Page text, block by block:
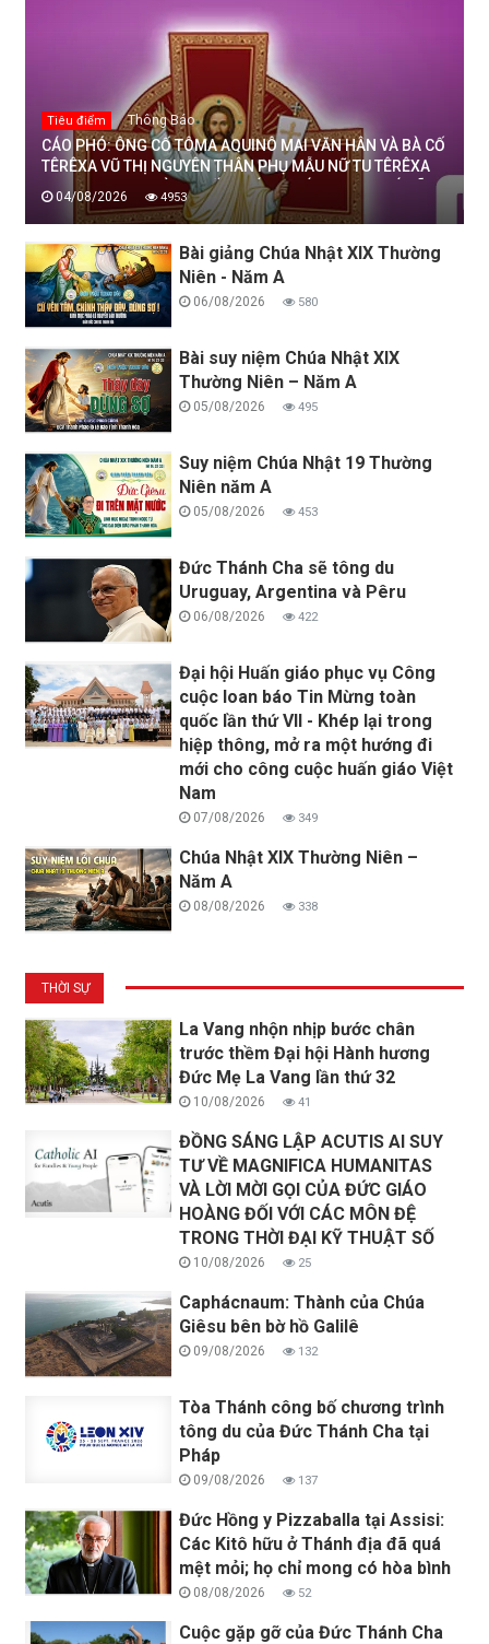
Tiêu điểm Thông Báo
CÁO PHÓ: ÔNG CỐ TÔMA AQUINÔ MAI VĂN HÂN VÀ BÀ CỐ
TÊRÊXA VŨ THỊ NGUYÊN THÂN PHỤ MẪU NỮ TU TÊRÊXA
MAI THỊ THỊNH, DÒNG MẾN THÁNH GIÁ THANH HOÁ ĐÃ
AN NGHỈ TRONG CHÚA, NGÀY 04/08/2026
04/08/2026 4953
Bài giảng Chúa Nhật XIX Thường
Niên - Năm A
06/08/2026 580
Bài suy niệm Chúa Nhật XIX
Thường Niên – Năm A
05/08/2026 495
Suy niệm Chúa Nhật 19 Thường
Niên năm A
05/08/2026 453
Đức Thánh Cha sẽ tông du
Uruguay, Argentina và Pêru
06/08/2026 422
Đại hội Huấn giáo phục vụ Công
cuộc loan báo Tin Mừng toàn
quốc lần thứ VII - Khép lại trong
hiệp thông, mở ra một hướng đi
mới cho công cuộc huấn giáo Việt
Nam
07/08/2026 349
Chúa Nhật XIX Thường Niên –
Năm A
08/08/2026 338
THỜI SỰ
La Vang nhộn nhịp bước chân
trước thềm Đại hội Hành hương
Đức Mẹ La Vang lần thứ 32
10/08/2026 41
ĐỒNG SÁNG LẬP ACUTIS AI SUY
TƯ VỀ MAGNIFICA HUMANITAS
VÀ LỜI MỜI GỌI CỦA ĐỨC GIÁO
HOÀNG ĐỐI VỚI CÁC MÔN ĐỆ
TRONG THỜI ĐẠI KỸ THUẬT SỐ
10/08/2026 25
Caphácnaum: Thành của Chúa
Giêsu bên bờ hồ Galilê
09/08/2026 132
Tòa Thánh công bố chương trình
tông du của Đức Thánh Cha tại
Pháp
09/08/2026 137
Đức Hồng y Pizzaballa tại Assisi:
Các Kitô hữu ở Thánh địa đã quá
mệt mỏi; họ chỉ mong có hòa bình
08/08/2026 52
Cuộc gặp gỡ của Đức Thánh Cha